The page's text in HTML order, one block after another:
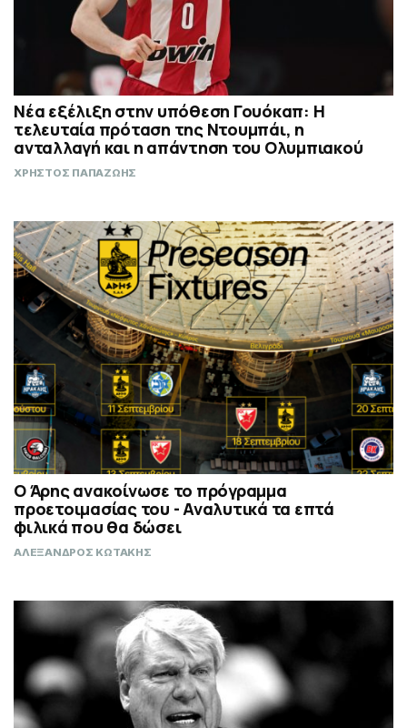
Νέα εξέλιξη στην υπόθεση Γουόκαπ: Η
τελευταία πρόταση της Ντουμπάι, η
ανταλλαγή και η απάντηση του Ολυμπιακού
ΧΡΗΣΤΟΣ ΠΑΠΑΖΩΗΣ
Ο Άρης ανακοίνωσε το πρόγραμμα
προετοιμασίας του - Αναλυτικά τα επτά
φιλικά που θα δώσει
ΑΛΕΞΑΝΔΡΟΣ ΚΩΤΑΚΗΣ